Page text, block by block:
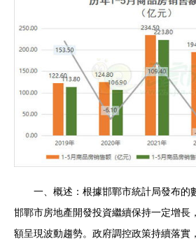
一、概述：根據邯鄲市統計局發布的
邯鄲市房地產開發投資繼續保持一定增長
額呈現波動趨勢。政府調控政策持續落實